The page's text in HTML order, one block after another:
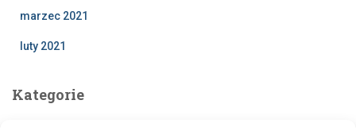
marzec 2021
luty 2021
Kategorie